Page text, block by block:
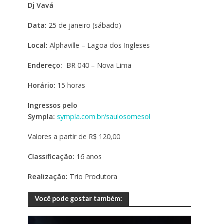
Dj Vavá
Data: 25 de janeiro (sábado)
Local: Alphaville – Lagoa dos Ingleses
Endereço: BR 040 – Nova Lima
Horário: 15 horas
Ingressos pelo
Sympla: sympla.com.br/saulosomesol
Valores a partir de R$ 120,00
Classificação: 16 anos
Realização: Trio Produtora
Você pode gostar também: